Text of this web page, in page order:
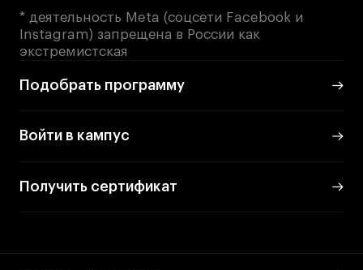
Новости
События
Преподаватели
Для прессы
Партнеры
Контакты
* деятельность Meta (соцсети Facebook и
Instagram) запрещена в России как
экстремистская
Подобрать программу
Войти в кампус
Получить сертификат